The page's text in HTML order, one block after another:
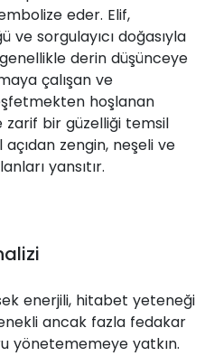
eder. Elif,
ve sorgulayıcı doğasıyla
derin düşünceye
çalışan ve
hoşlanan
zarif bir güzelliği temsil
zengin, neşeli ve
yansıtır.
enerjili, hitabet yeteneği
ancak fazla fedakar
yönetememeye yatkın.